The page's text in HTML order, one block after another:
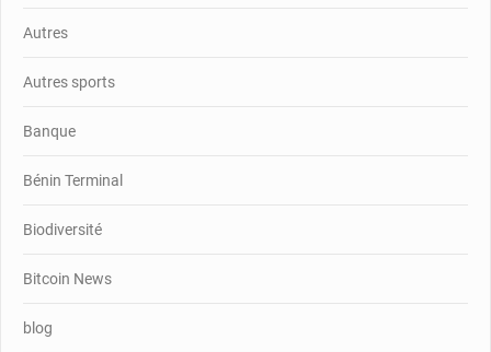
Autres
Autres sports
Banque
Bénin Terminal
Biodiversité
Bitcoin News
blog